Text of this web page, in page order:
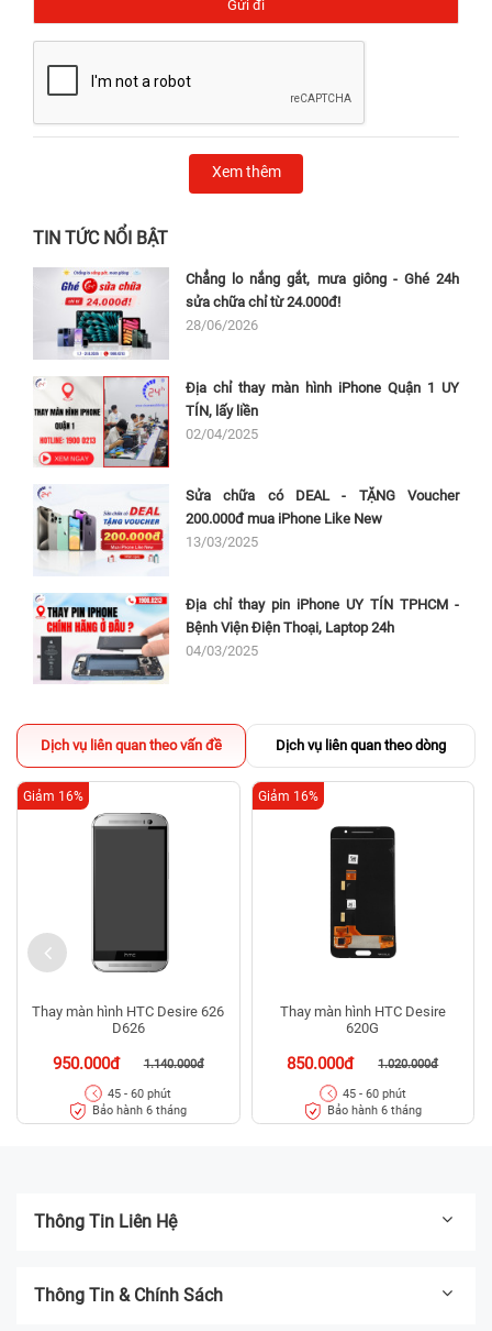
Xem thêm
TIN TỨC NỔI BẬT
Chẳng lo nắng gắt, mưa giông - Ghé 24h
sửa chữa chỉ từ 24.000đ!
28/06/2026
Địa chỉ thay màn hình iPhone Quận 1 UY
TÍN, lấy liền
02/04/2025
Sửa chữa có DEAL - TẶNG Voucher
200.000đ mua iPhone Like New
13/03/2025
Địa chỉ thay pin iPhone UY TÍN TPHCM -
Bệnh Viện Điện Thoại, Laptop 24h
04/03/2025
Dịch vụ liên quan theo vấn đề Dịch vụ liên quan theo dòng
Thay màn hình HTC Desire 626
D626
950.000đ 1.140.000đ
Giảm 16%
45 - 60 phút
Bảo hành 6 tháng
Thay màn hình HTC Desire
620G
850.000đ 1.020.000đ
Giảm 16%
45 - 60 phút
Bảo hành 6 tháng
Thông Tin Liên Hệ
Thông Tin & Chính Sách